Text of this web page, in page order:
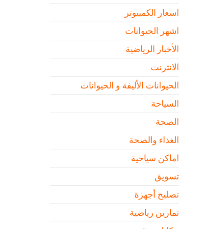
اسعار الكمبيوتر
اشهر الحيوانات
الأخبار الرياضية
الانترنت
الحيوانات الأليفة و الحيوانات
السياحة
الصحة
الغذاء والصحة
اماكن سياحية
تسويق
تصليح أجهزة
تمارين رياضية